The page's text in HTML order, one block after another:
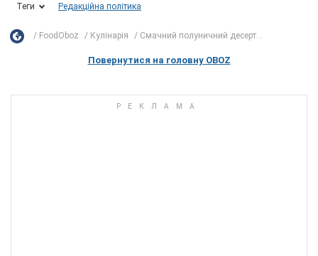
Теги Редакційна політика
FoodOboz Кулінарія Смачний полуничний десерт...
Повернутися на головну OBOZ